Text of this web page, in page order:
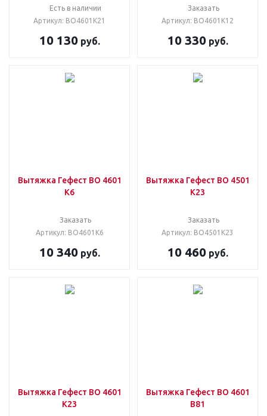
Есть в наличии
Артикул: ВО4601К21
10 130руб.
Заказать
Артикул: ВО4601К12
10 330руб.
Вытяжка Гефест ВО 4601
К6
Заказать
Артикул: ВО4601К6
10 340руб.
Вытяжка Гефест ВО 4501
К23
Заказать
Артикул: ВО4501К23
10 460руб.
Вытяжка Гефест ВО 4601
К23
Вытяжка Гефест ВО 4601
В81